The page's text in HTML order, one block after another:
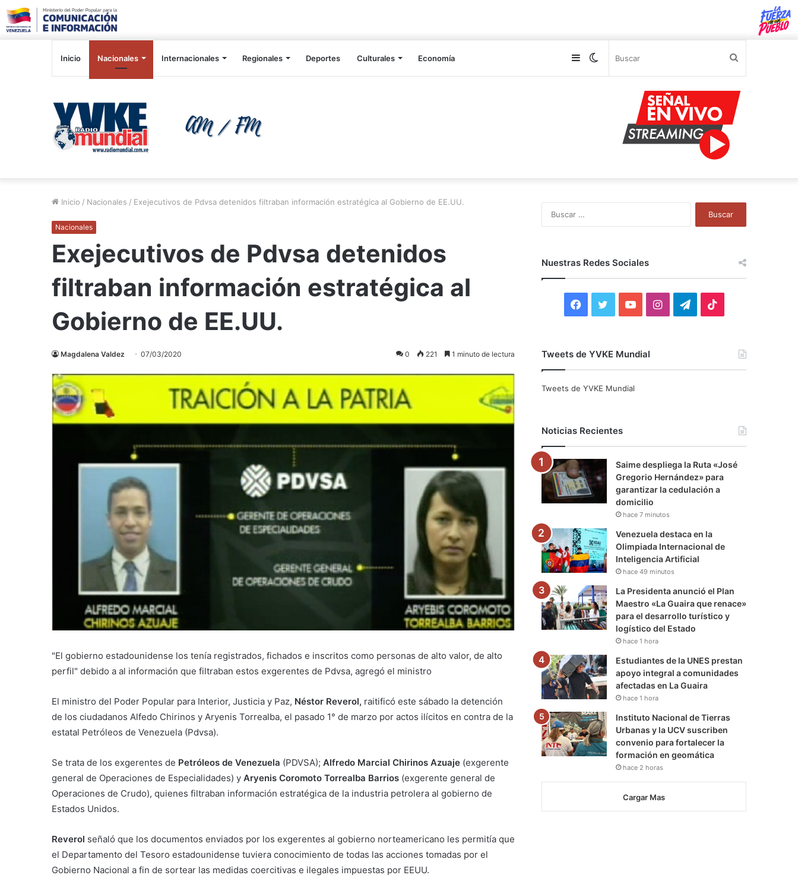
Inicio Nacionales Internacionales Regionales Deportes Culturales Economía Switch
Sidebar
Inicio / Nacionales / Exejecutivos de Pdvsa detenidos filtraban información estratégica al Gobierno de EE.UU.
Nacionales
Exejecutivos de Pdvsa detenidos
filtraban información estratégica al
Gobierno de EE.UU.
Magdalena Valdez 07/03/2020 0 221 1 minuto de lectura
"El gobierno estadounidense los tenía registrados, fichados e inscritos como personas de alto valor, de alto
perfil" debido a al información que filtraban estos exgerentes de Pdvsa, agregó el ministro
El ministro del Poder Popular para Interior, Justicia y Paz, Néstor Reverol, raitificó este sábado la detención
de los ciudadanos Alfedo Chirinos y Aryenis Torrealba, el pasado 1° de marzo por actos ilícitos en contra de la
estatal Petróleos de Venezuela (Pdvsa).
Se trata de los exgerentes de Petróleos de Venezuela (PDVSA); Alfredo Marcial Chirinos Azuaje (exgerente
general de Operaciones de Especialidades) y Aryenis Coromoto Torrealba Barrios (exgerente general de
Operaciones de Crudo), quienes filtraban información estratégica de la industria petrolera al gobierno de
Estados Unidos.
Reverol señaló que los documentos enviados por los exgerentes al gobierno norteamericano les permitía que
el Departamento del Tesoro estadounidense tuviera conocimiento de todas las acciones tomadas por el
Gobierno Nacional a fin de sortear las medidas coercitivas e ilegales impuestas por EEUU.
Nuestras Redes Sociales
F
c
o
k
i
r
Y
u
e
I
r
a
m
T
a
m
Tweets de YVKE Mundial
Tweets de YVKE Mundial
Noticias Recientes
Saime despliega la Ruta «José
Gregorio Hernández» para
garantizar la cedulación a
domicilio
hace 7 minutos
Venezuela destaca en la
Olimpiada Internacional de
Inteligencia Artificial
hace 49 minutos
La Presidenta anunció el Plan
Maestro «La Guaira que renace»
para el desarrollo turístico y
logístico del Estado
hace 1 hora
Estudiantes de la UNES prestan
apoyo integral a comunidades
afectadas en La Guaira
hace 1 hora
Instituto Nacional de Tierras
Urbanas y la UCV suscriben
convenio para fortalecer la
formación en geomática
hace 2 horas
Cargar Mas